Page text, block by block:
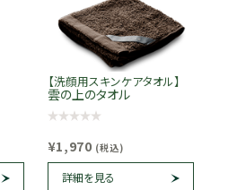
【洗顔用スキンケアタオル】
雲の上のタオル
¥1,970 (税込)
詳細を見る